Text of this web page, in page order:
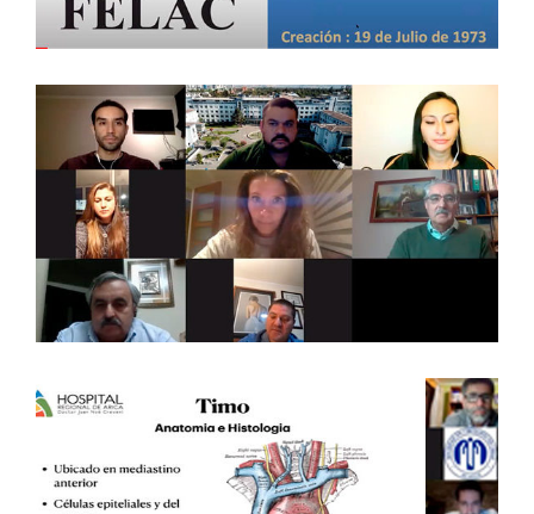
Streaming
TRAUMA FACIAL DE PARTES BLANDAS –
26 DE MAYO DE 2021 – VALPARAÍSO
Capítulos Regionales